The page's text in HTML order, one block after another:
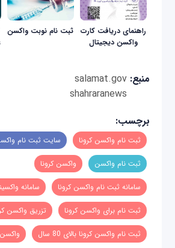
راهنمای دریافت کارت
واکسن دیجیتال
ثبت نام نوبت واکسن
منبع:salamat.gov
shahraranews
برچسب:
ثبت نام واکسن کرونا سایت ثبت نام
ثبت نام واکسن واکسن کرونا
سامانه ثبت نام واکسن کرونا سامانه
ثبت نام برای واکسن کرونا تزریق واکسن
ثبت نام واکسن کرونا بالای 80 سال واکسن